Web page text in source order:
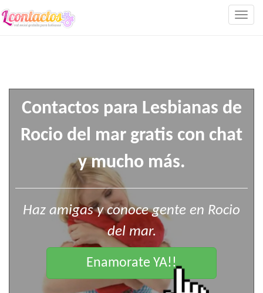
Contactos para Lesbianas de
Rocio del mar gratis con chat
y mucho más.
Haz amigas y conoce gente en Rocio
del mar.
Enamorate YA!!